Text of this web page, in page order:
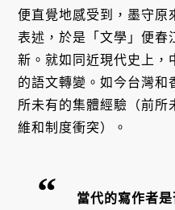
便直覺地感受到，墨守原
表述，於是「文學」便春
新。就如同近現代史上，
的語文轉變。如今台灣和
所未有的集體經驗（前所
維和制度衝突）。
當代的寫作者